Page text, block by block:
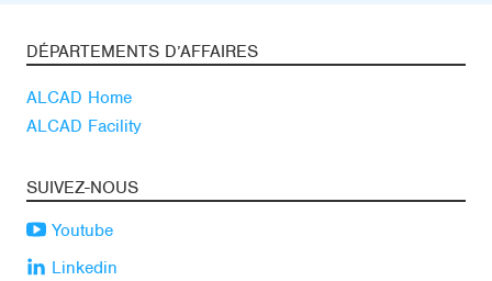
DÉPARTEMENTS D’AFFAIRES
ALCAD Home
ALCAD Facility
SUIVEZ-NOUS
Youtube
Linkedin